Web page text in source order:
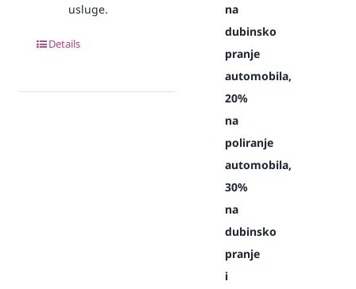
usluge.
Details
na
dubinsko
pranje
automobila,
20%
na
poliranje
automobila,
30%
na
dubinsko
pranje
i